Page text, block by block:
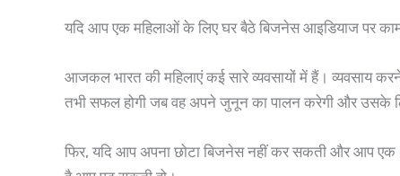
यदि आप एक महिलाओं के लिए घर बैठे बिजनेस आइडियाज पर
आजकल भारत की महिलाएं कई सारे व्यवसायों में हैं। व्यवसाय
तभी सफल होगी जब वह अपने जुनून का पालन करेगी और उसके
फिर, यदि आप अपना छोटा बिजनेस नहीं कर सकती और आप एक